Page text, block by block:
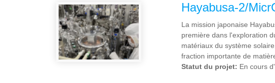
Hayabusa-2/
La mission japonaise
première dans l'exploration
matériaux du système
fraction importante de
Statut du projet: En cours